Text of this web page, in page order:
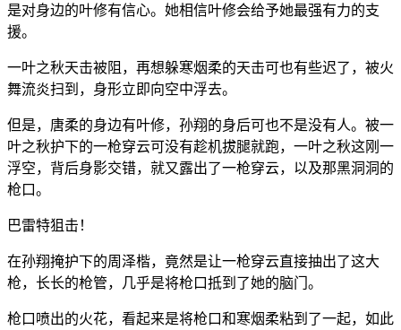
是对身边的叶修有信心。她相信叶修会给予她最强有力的支
援。
一叶之秋天击被阻，再想躲寒烟柔的天击可也有些迟了，被火
舞流炎扫到，身形立即向空中浮去。
但是，唐柔的身边有叶修，孙翔的身后可也不是没有人。被一
叶之秋护下的一枪穿云可没有趁机拔腿就跑，一叶之秋这刚一
浮空，背后身影交错，就又露出了一枪穿云，以及那黑洞洞的
枪口。
巴雷特狙击！
在孙翔掩护下的周泽楷，竟然是让一枪穿云直接抽出了这大
枪，长长的枪管，几乎是将枪口抵到了她的脑门。
枪口喷出的火花，看起来是将枪口和寒烟柔粘到了一起，如此